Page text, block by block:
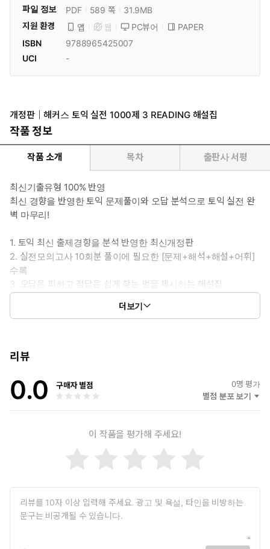
파일 정보
PDF 589 쪽
31.9MB
지원 환경
앱 웹 PC뷰어
PAPER
ISBN
9788965425007
UCI
-
개정판｜해커스 토익 실전 1000제 3 READING 해설집
작품 정보
작품 소개 목차 출판사 서평
최신기출유형 100% 반영
최신 경향을 반영한 토익 문제풀이와 오답 분석으로 토익 실전 완
벽 마무리!
1. 토익 최신 출제경향을 분석 반영한 최신개정판
2. 실전모의고사 10회분 풀이에 필요한 [문제+해석+해설+어휘]
수록
3. 오답은 피하고 정답은 쉽게 찾는 법을 제시하는 해설집
4. 토익 고득점을 위한 [바꾸어 표현하기] 및 [어휘] 제공
5. 모든 문제에 난이도 및 세분화된 유형을 표시
더보기
리뷰
0.0 구매자 별점 0명 평가
별점 분포 보기
이 작품을 평가해 주세요!